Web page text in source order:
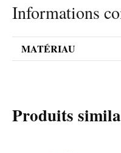
Informations
MATÉRIAU
Produits